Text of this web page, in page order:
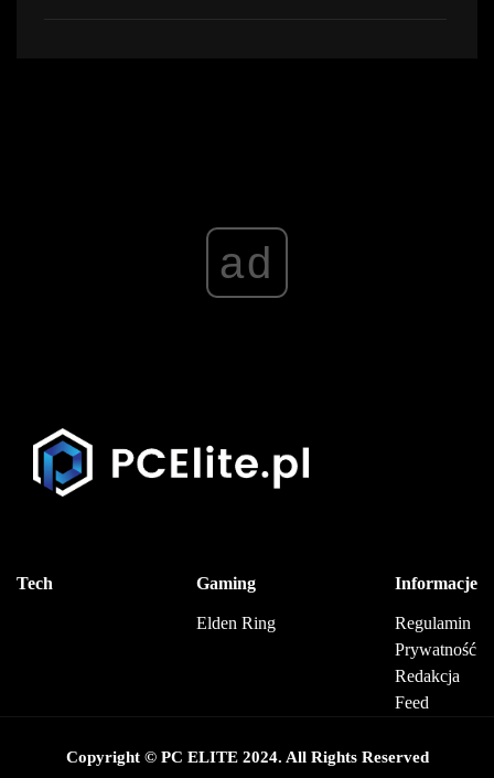
ad
Tech Gaming
Elden Ring
Informacje
Regulamin
Prywatność
Redakcja
Feed
Copyright © PC ELITE 2024. All Rights Reserved